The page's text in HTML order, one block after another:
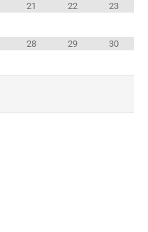
21 22 23
28 29 30